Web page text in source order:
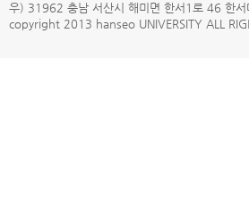
우) 31962 충남 서산시 해미면 한서1로 46
copyright 2013 hanseo UNIVERSITY ALL